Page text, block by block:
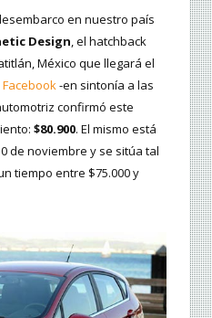
en nuestro país
Design, el hatchback
México que llegará el
-en sintonía a las
confirmó este
$80.900. El mismo está
de noviembre y se sitúa tal
tiempo entre $75.000 y